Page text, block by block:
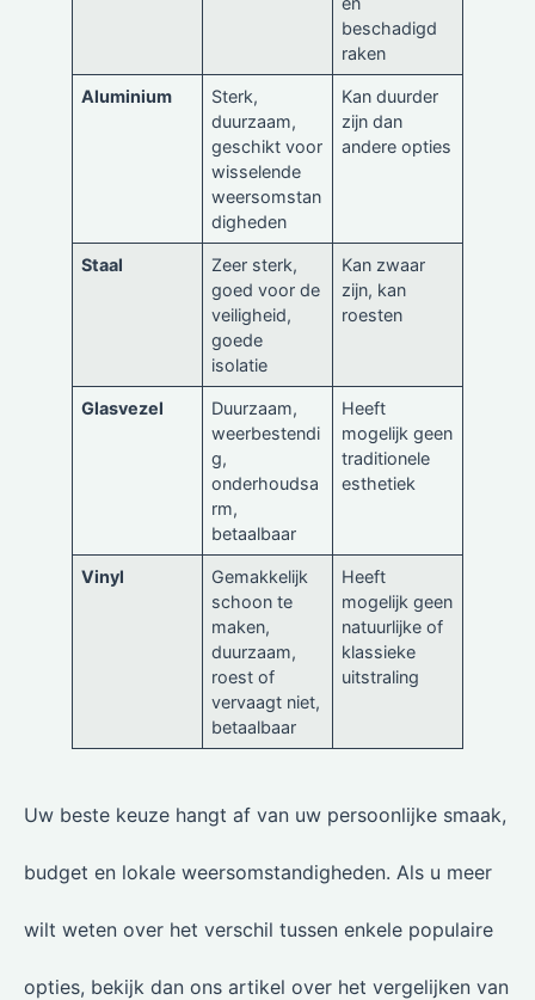
beschadigd
raken
Aluminium
Sterk,
duurzaam,
geschikt voor
wisselende
weersomstan
digheden
Kan duurder
zijn dan
andere opties
Staal
Zeer sterk,
goed voor de
veiligheid,
goede
isolatie
Kan zwaar
zijn, kan
roesten
Glasvezel
Duurzaam,
weerbestendi
g,
onderhoudsa
rm,
betaalbaar
Heeft
mogelijk geen
traditionele
esthetiek
Vinyl
Gemakkelijk
schoon te
maken,
duurzaam,
roest of
vervaagt niet,
betaalbaar
Heeft
mogelijk geen
natuurlijke of
klassieke
uitstraling
Uw beste keuze hangt af van uw persoonlijke smaak,
budget en lokale weersomstandigheden. Als u meer
wilt weten over het verschil tussen enkele populaire
opties, bekijk dan ons artikel over het vergelijken van